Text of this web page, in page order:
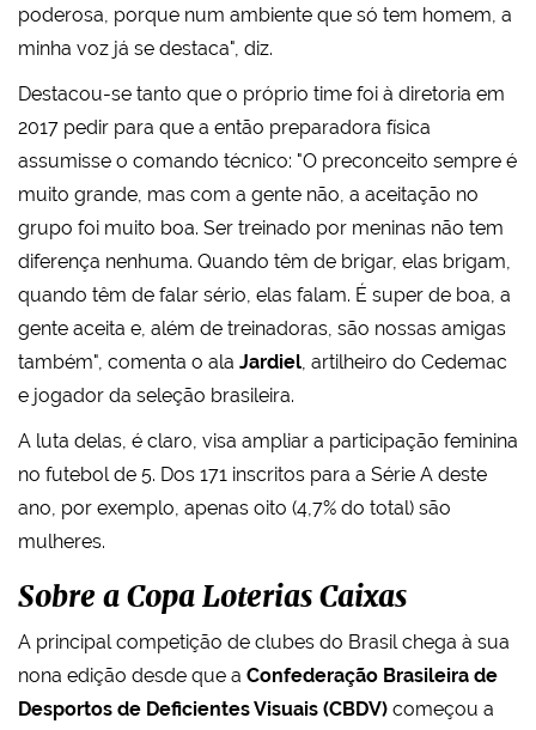
poderosa, porque num ambiente que só tem homem, a
minha voz já se destaca", diz.
Destacou-se tanto que o próprio time foi à diretoria em
2017 pedir para que a então preparadora física
assumisse o comando técnico: "O preconceito sempre é
muito grande, mas com a gente não, a aceitação no
grupo foi muito boa. Ser treinado por meninas não tem
diferença nenhuma. Quando têm de brigar, elas brigam,
quando têm de falar sério, elas falam. É super de boa, a
gente aceita e, além de treinadoras, são nossas amigas
também", comenta o ala Jardiel, artilheiro do Cedemac
e jogador da seleção brasileira.
A luta delas, é claro, visa ampliar a participação feminina
no futebol de 5. Dos 171 inscritos para a Série A deste
ano, por exemplo, apenas oito (4,7% do total) são
mulheres.
Sobre a Copa Loterias Caixas
A principal competição de clubes do Brasil chega à sua
nona edição desde que a Confederação Brasileira de
Desportos de Deficientes Visuais (CBDV) começou a